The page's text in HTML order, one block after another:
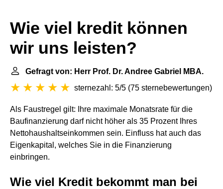
Wie viel kredit können
wir uns leisten?
Gefragt von: Herr Prof. Dr. Andree Gabriel MBA.
sternezahl: 5/5 (75 sternebewertungen)
Als Faustregel gilt: Ihre maximale Monatsrate für die
Baufinanzierung darf nicht höher als 35 Prozent Ihres
Nettohaushaltseinkommen sein. Einfluss hat auch das
Eigenkapital, welches Sie in die Finanzierung
einbringen.
Wie viel Kredit bekommt man bei